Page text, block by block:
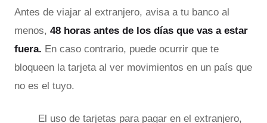
Antes de viajar al extranjero, avisa a tu banco al
menos, 48 horas antes de los días que vas a estar
fuera. En caso contrario, puede ocurrir que te
bloqueen la tarjeta al ver movimientos en un país que
no es el tuyo.
El uso de tarjetas para pagar en el extranjero,